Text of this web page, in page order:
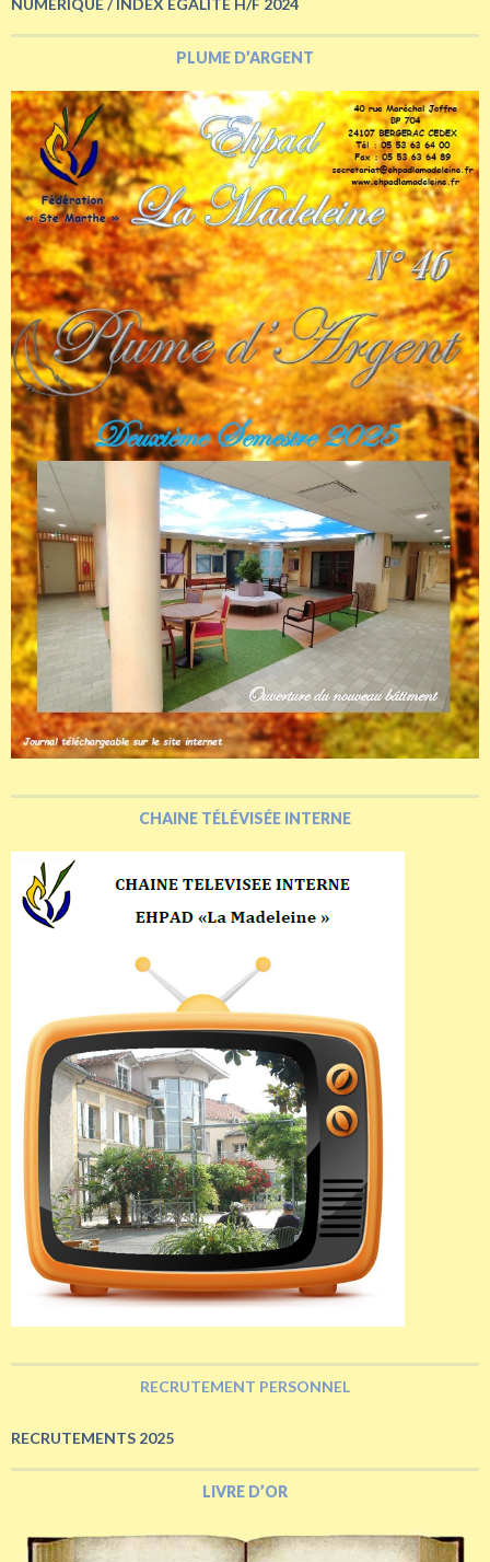
NUMERIQUE / INDEX EGALITE H/F 2024
PLUME D’ARGENT
CHAINE TÉLÉVISÉE INTERNE
RECRUTEMENT PERSONNEL
RECRUTEMENTS 2025
LIVRE D’OR